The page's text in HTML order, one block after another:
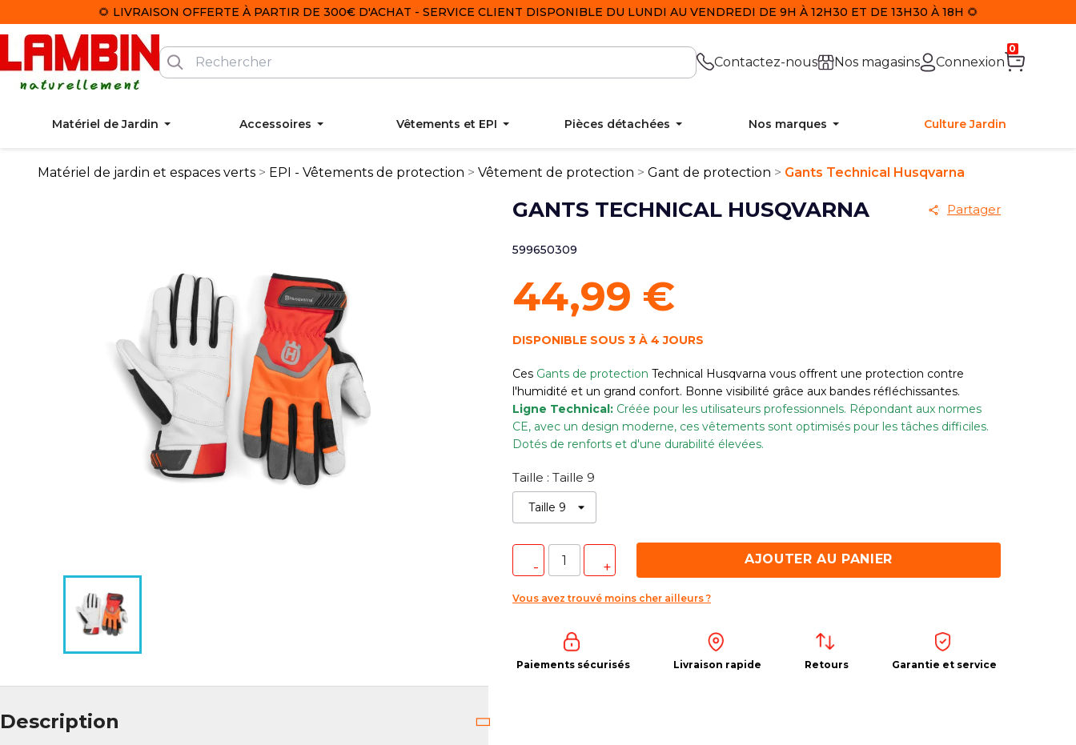
🌻 LIVRAISON OFFERTE À PARTIR DE 300€ D'ACHAT - SERVICE CLIENT DISPONIBLE DU LUNDI AU VENDREDI DE 9H À 12H30 ET DE 13H30 À 18H 🌻
Contactez-nous Nos magasins Connexion
0
Matériel de Jardin Accessoires Vêtements et EPI Pièces détachées Nos marques Culture Jardin
Matériel de jardin et espaces verts EPI - Vêtements de protection Vêtement de protection Gant de protection Gants Technical Husqvarna
GANTS TECHNICAL HUSQVARNA Partager
599650309
44,99 €
DISPONIBLE SOUS 3 À 4 JOURS
Ces Gants de protection Technical Husqvarna vous offrent une protection contre
l'humidité et un grand confort. Bonne visibilité grâce aux bandes réfléchissantes.
Ligne Technical: Créée pour les utilisateurs professionnels. Répondant aux normes
CE, avec un design moderne, ces vêtements sont optimisés pour les tâches difficiles.
Dotés de renforts et d'une durabilité élevées.
Taille : Taille 9
AJOUTER AU PANIER
Vous avez trouvé moins cher ailleurs ?
Paiements sécurisés Livraison rapide Retours Garantie et service
Description